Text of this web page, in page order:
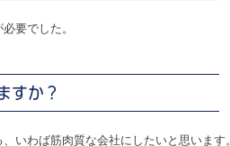
要でした。
すか？
いわば筋肉質な会社にしたいと思います。